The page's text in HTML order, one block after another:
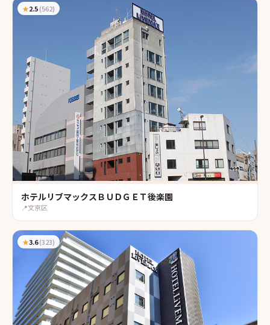
★2.5(562)
ホテルリブマックスＢＵＤＧＥＴ後楽園
📍文京区
★3.6(323)